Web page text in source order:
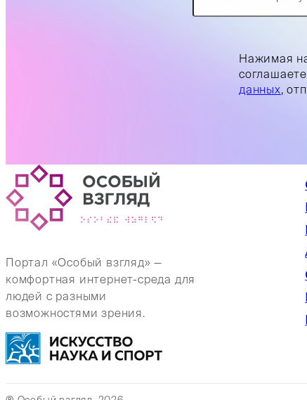
Нажимая
данных ,
Портал «Особый взгляд» —
комфортная интернет-среда для
людей с разными
возможностями зрения.